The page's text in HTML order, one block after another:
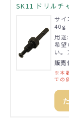
SK11 ドリルチ
サ
40g
用
希
い。
販
※本
での